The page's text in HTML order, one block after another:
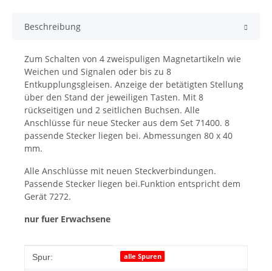
Beschreibung
Zum Schalten von 4 zweispuligen Magnetartikeln wie
Weichen und Signalen oder bis zu 8
Entkupplungsgleisen. Anzeige der betätigten Stellung
über den Stand der jeweiligen Tasten. Mit 8
rückseitigen und 2 seitlichen Buchsen. Alle
Anschlüsse für neue Stecker aus dem Set 71400. 8
passende Stecker liegen bei. Abmessungen 80 x 40
mm.
Alle Anschlüsse mit neuen Steckverbindungen.
Passende Stecker liegen bei.Funktion entspricht dem
Gerät 7272.
nur fuer Erwachsene
Produkteigenschaft
Wert
Spur: alle Spuren